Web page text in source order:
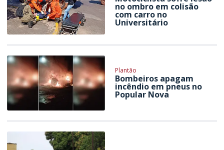
no ombro em colisão
com carro no
Universitário
Plantão
Bombeiros apagam
incêndio em pneus no
Popular Nova